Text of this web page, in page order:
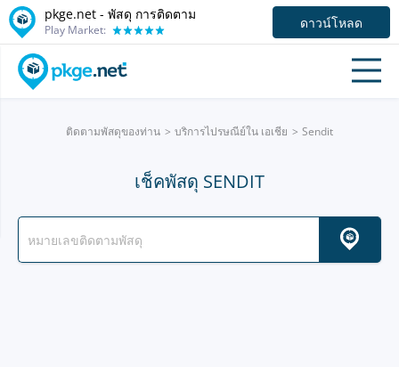
pkge.net - พัสดุ การติดตาม
Play Market: ดาวน์โหลด
ติดตามพัสดุของท่าน บริการไปรษณีย์ใน เอเชีย Sendit
เช็คพัสดุ SENDIT